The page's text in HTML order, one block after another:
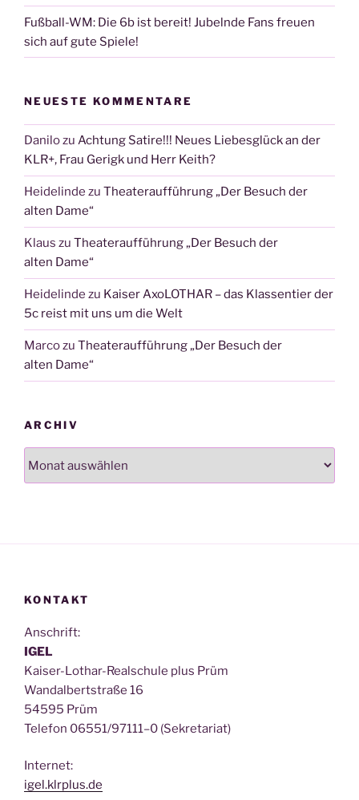
Fußball-WM: Die 6b ist bereit! Jubelnde Fans freuen
sich auf gute Spiele!
NEUESTE KOMMENTARE
Danilozu Achtung Satire!!! Neues Liebesglück an der
KLR+, Frau Gerigk und Herr Keith?
Heidelinde zu Theateraufführung „Der Besuch der
alten Dame“
Klaus zu Theateraufführung „Der Besuch der
alten Dame“
Heidelinde zu Kaiser AxoLOTHAR – das Klassentier der
5c reist mit uns um die Welt
Marcozu Theateraufführung „Der Besuch der
alten Dame“
ARCHIV
KONTAKT
Anschrift:
IGEL
Kai­ser-Lothar-Real­schu­le plus Prüm
Wan­dal­bert­stra­ße 16
54595 Prüm
Tele­fon 06551/97111–0 (Sekre­ta­ri­at)
Inter­net:
igel.klrplus.de